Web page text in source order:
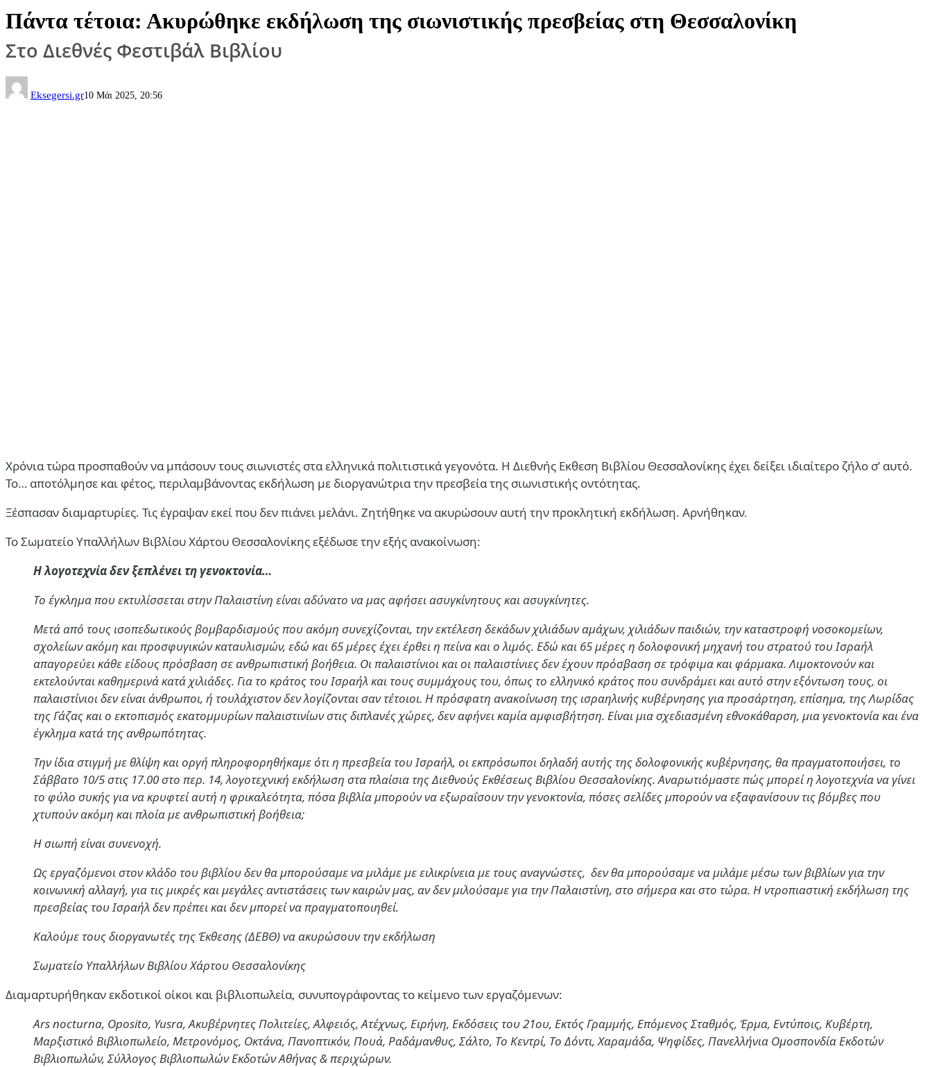
Πάντα τέτοια: Ακυρώθηκε εκδήλωση της σιωνιστικής πρεσβείας στη Θεσσαλονίκη
Στο Διεθνές Φεστιβάλ Βιβλίου
Eksegersi.gr10 Μάι 2025, 20:56
Χρόνια τώρα προσπαθούν να μπάσουν τους σιωνιστές στα ελληνικά πολιτιστικά γεγονότα. Η Διεθνής Εκθεση Βιβλίου Θεσσαλονίκης έχει δείξει ιδιαίτερο ζήλο σ’ αυτό.
Το… αποτόλμησε και φέτος, περιλαμβάνοντας εκδήλωση με διοργανώτρια την πρεσβεία της σιωνιστικής οντότητας.
Ξέσπασαν διαμαρτυρίες. Τις έγραψαν εκεί που δεν πιάνει μελάνι. Ζητήθηκε να ακυρώσουν αυτή την προκλητική εκδήλωση. Αρνήθηκαν.
Το Σωματείο Υπαλλήλων Βιβλίου Χάρτου Θεσσαλονίκης εξέδωσε την εξής ανακοίνωση:
Η λογοτεχνία δεν ξεπλένει τη γενοκτονία…
Το έγκλημα που εκτυλίσσεται στην Παλαιστίνη είναι αδύνατο να μας αφήσει ασυγκίνητους και ασυγκίνητες.
Μετά από τους ισοπεδωτικούς βομβαρδισμούς που ακόμη συνεχίζονται, την εκτέλεση δεκάδων χιλιάδων αμάχων, χιλιάδων παιδιών, την καταστροφή νοσοκομείων,
σχολείων ακόμη και προσφυγικών καταυλισμών, εδώ και 65 μέρες έχει έρθει η πείνα και ο λιμός. Εδώ και 65 μέρες η δολοφονική μηχανή του στρατού του Ισραήλ
απαγορεύει κάθε είδους πρόσβαση σε ανθρωπιστική βοήθεια. Οι παλαιστίνιοι και οι παλαιστίνιες δεν έχουν πρόσβαση σε τρόφιμα και φάρμακα. Λιμοκτονούν και
εκτελούνται καθημερινά κατά χιλιάδες. Για το κράτος του Ισραήλ και τους συμμάχους του, όπως το ελληνικό κράτος που συνδράμει και αυτό στην εξόντωση τους, οι
παλαιστίνιοι δεν είναι άνθρωποι, ή τουλάχιστον δεν λογίζονται σαν τέτοιοι. Η πρόσφατη ανακοίνωση της ισραηλινής κυβέρνησης για προσάρτηση, επίσημα, της Λωρίδας
της Γάζας και ο εκτοπισμός εκατομμυρίων παλαιστινίων στις διπλανές χώρες, δεν αφήνει καμία αμφισβήτηση. Είναι μια σχεδιασμένη εθνοκάθαρση, μια γενοκτονία και ένα
έγκλημα κατά της ανθρωπότητας.
Την ίδια στιγμή με θλίψη και οργή πληροφορηθήκαμε ότι η πρεσβεία του Ισραήλ, οι εκπρόσωποι δηλαδή αυτής της δολοφονικής κυβέρνησης, θα πραγματοποιήσει, το
Σάββατο 10/5 στις 17.00 στο περ. 14, λογοτεχνική εκδήλωση στα πλαίσια της Διεθνούς Εκθέσεως Βιβλίου Θεσσαλονίκης. Αναρωτιόμαστε πώς μπορεί η λογοτεχνία να γίνει
το φύλο συκής για να κρυφτεί αυτή η φρικαλεότητα, πόσα βιβλία μπορούν να εξωραΐσουν την γενοκτονία, πόσες σελίδες μπορούν να εξαφανίσουν τις βόμβες που
χτυπούν ακόμη και πλοία με ανθρωπιστική βοήθεια;
Η σιωπή είναι συνενοχή.
Ως εργαζόμενοι στον κλάδο του βιβλίου δεν θα μπορούσαμε να μιλάμε με ειλικρίνεια με τους αναγνώστες, δεν θα μπορούσαμε να μιλάμε μέσω των βιβλίων για την
κοινωνική αλλαγή, για τις μικρές και μεγάλες αντιστάσεις των καιρών μας, αν δεν μιλούσαμε για την Παλαιστίνη, στο σήμερα και στο τώρα. Η ντροπιαστική εκδήλωση της
πρεσβείας του Ισραήλ δεν πρέπει και δεν μπορεί να πραγματοποιηθεί.
Καλούμε τους διοργανωτές της Έκθεσης (ΔΕΒΘ) να ακυρώσουν την εκδήλωση
Σωματείο Υπαλλήλων Βιβλίου Χάρτου Θεσσαλονίκης
Διαμαρτυρήθηκαν εκδοτικοί οίκοι και βιβλιοπωλεία, συνυπογράφοντας το κείμενο των εργαζόμενων:
Ars nocturna, Oposito, Yusra, Ακυβέρνητες Πολιτείες, Αλφειός, Ατέχνως, Ειρήνη, Εκδόσεις του 21ου, Εκτός Γραμμής, Επόμενος Σταθμός, Έρμα, Εντύποις, Κυβέρτη,
Μαρξιστικό Βιβλιοπωλείο, Μετρονόμος, Οκτάνα, Πανοπτικόν, Πουά, Ραδάμανθυς, Σάλτο, Το Κεντρί, Το Δόντι, Χαραμάδα, Ψηφίδες, Πανελλήνια Ομοσπονδία Εκδοτών
Βιβλιοπωλών, Σύλλογος Βιβλιοπωλών Εκδοτών Αθήνας & περιχώρων.